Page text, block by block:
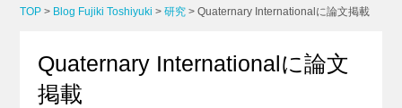
TOP > Blog Fujiki Toshiyuki >研究 >Quaternary Internationalに論文掲載
Quaternary Internationalに論文
掲載